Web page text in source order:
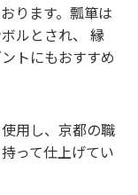
ります。瓢箪は
ルとされ、 縁
トにもおすすめ
用し、京都の職
って仕上げてい